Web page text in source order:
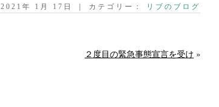
2021年 1月 17日 ｜ カテゴリー： リブのブログ
２度目の緊急事態宣言を受け »